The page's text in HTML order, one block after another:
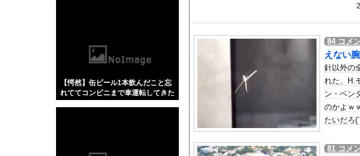
【愕然】缶ビール1本飲んだこと忘
れててコンビニまで車運転してきた
（ ´_ゝ`）中道幹事長、食料品消費税2年間1%の
「ロシアによるハンティングだ」ドローンがウ
エクスアリーナ松戸がディスクアップ2を撤去し
【画像】女子アナ、生放送で高校時代の制服を着
なぁ、永久機関ってなんで絶対に作れないん？他
【悲報？】チョコバナナクレープ定跡、敗れる
芸人「テレビ家にないですって勝ち誇ったように
84 コメ
えない
針以外の
れた、H.
ン・ベン
のかよｗ
たいだろ
81 コメ